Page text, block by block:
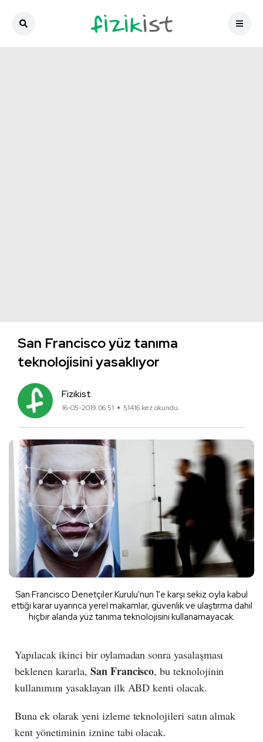
San Francisco yüz tanıma
teknolojisini yasaklıyor
Fizikist
16-05-2019 06:51 51416 kez okundu.
San Francisco Denetçiler Kurulu'nun 1'e karşı sekiz oyla kabul
ettiği karar uyarınca yerel makamlar, güvenlik ve ulaştırma dahil
hiçbir alanda yüz tanıma teknolojisini kullanamayacak.
Yapılacak ikinci bir oylamadan sonra yasalaşması
beklenen kararla,San Francisco, bu teknolojinin
kullanımını yasaklayan ilk ABD kenti olacak.
Buna ek olarak yeni izleme teknolojileri satın almak
kent yönetiminin iznine tabi olacak.